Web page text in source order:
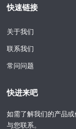
快速链接
关于我们
联系我们
常问问题
快进来吧
如需了解我们的产品
与您联系。